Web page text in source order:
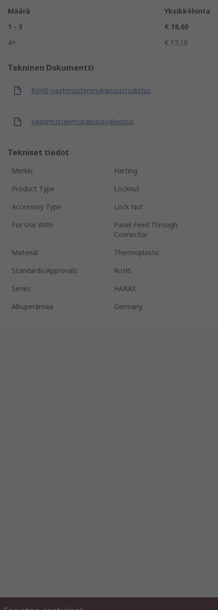
Määrä
Yksikköhinta
1 - 3
€ 18,60
4+
€ 17,10
Tekninen Dokumentti
RoHS-vaatimustenmukaisuustodistus
Vaatimustenmukaisuusvakuutus
Tekniset tiedot
Merkki
Harting
Product Type
Locknut
Accessory Type
Lock Nut
For Use With
Panel Feed Through
Connector
Material
Thermoplastic
Standards/Approvals
RoHS
Series
HARAX
Alkuperämaa
Germany